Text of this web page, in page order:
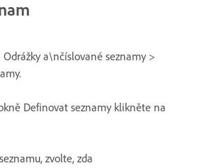
a\nčíslované seznamy >
Definovat seznamy klikněte na
zvolte, zda